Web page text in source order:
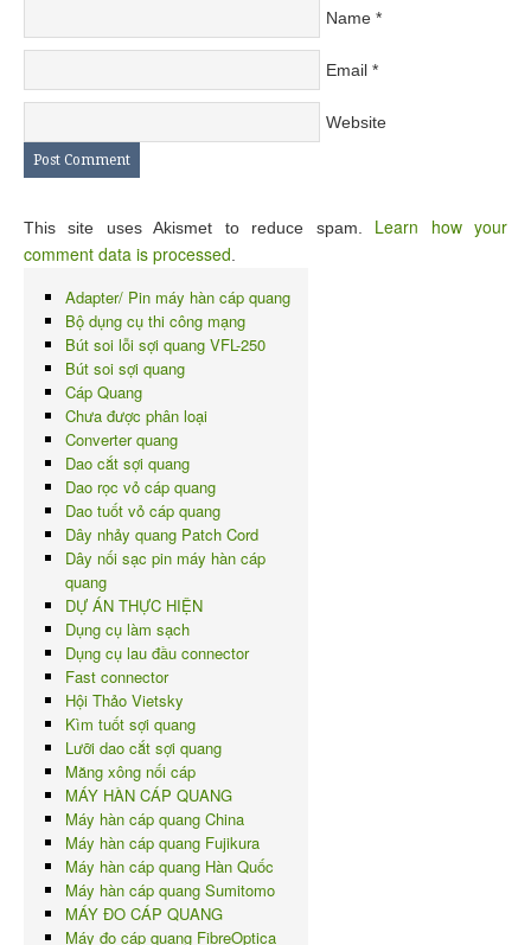
Name *
Email *
Website
This site uses Akismet to reduce spam. Learn how your
comment data is processed
Adapter/ Pin máy hàn cáp quang
Bộ dụng cụ thi công mạng
Bút soi lỗi sợi quang VFL-250
Bút soi sợi quang
Cáp Quang
Chưa được phân loại
Converter quang
Dao cắt sợi quang
Dao rọc vỏ cáp quang
Dao tuốt vỏ cáp quang
Dây nhảy quang Patch Cord
Dây nối sạc pin máy hàn cáp
quang
DỰ ÁN THỰC HIỆN
Dụng cụ làm sạch
Dụng cụ lau đầu connector
Fast connector
Hội Thảo Vietsky
Kìm tuốt sợi quang
Lưỡi dao cắt sợi quang
Măng xông nối cáp
MÁY HÀN CÁP QUANG
Máy hàn cáp quang China
Máy hàn cáp quang Fujikura
Máy hàn cáp quang Hàn Quốc
Máy hàn cáp quang Sumitomo
MÁY ĐO CÁP QUANG
Máy đo cáp quang FibreOptica